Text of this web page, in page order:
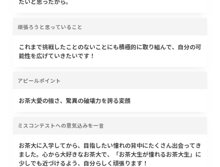
頑張ろうと思っていること
これまで挑戦したことのないことにも積極的に取り組んで、自分の可
能性を広げていきたいです！
アピールポイント
お茶大愛の強さ、驚異の破壊力を誇る変顔
ミスコンテストへの意気込みを一言
お茶大に入学してから、目指したい憧れの背中にたくさん出会ってき
ました。心から大好きなお茶大で、「お茶大生が憧れるお茶大生」に
少しでも近づけるよう、自分らしく頑張ります！